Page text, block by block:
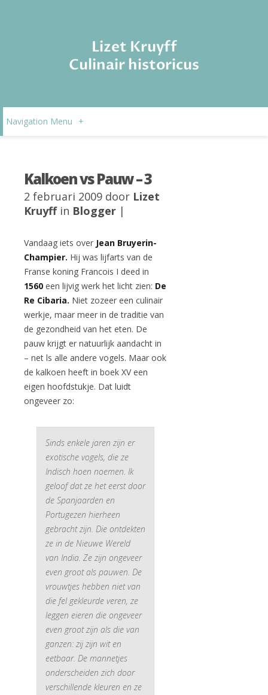
Lizet Kruyff
Culinair historicus
Navigation Menu +
Kalkoen vs Pauw – 3
2 februari 2009 door Lizet
Kruyffin Blogger |
Vandaag iets over Jean Bruyerin-
Champier. Hij was lijfarts van de
Franse koning Francois I deed in
1560 een lijvig werk het licht zien: De
Re Cibaria. Niet zozeer een culinair
werkje, maar meer in de traditie van
de gezondheid van het eten. De
pauw krijgt er natuurlijk aandacht in
– net ls alle andere vogels. Maar ook
de kalkoen heeft in boek XV een
eigen hoofdstukje. Dat luidt
ongeveer zo:
Sinds enkele jaren zijn er
exotische vogels, die ze
Indisch hoen noemen. Ik
geloof dat ze het eerst door
de Spanjaarden en
Portugezen hierheen
gebracht zijn. Die ontdekten
ze in de Nieuwe Wereld
van India. Ze zijn ongeveer
even groot als pauwen. De
vrouwtjes hebben niet van
die fel gekleurde veren, ze
leggen eieren die ongeveer
even groot zijn als die van
ganzen: zij zijn wit en
eetbaar. De mannetjes
onderscheiden zich door
verschillende kleuren en ze